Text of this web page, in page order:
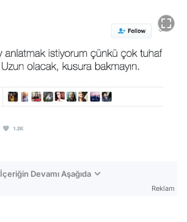
İçeriğin Devamı Aşağıda
Reklam